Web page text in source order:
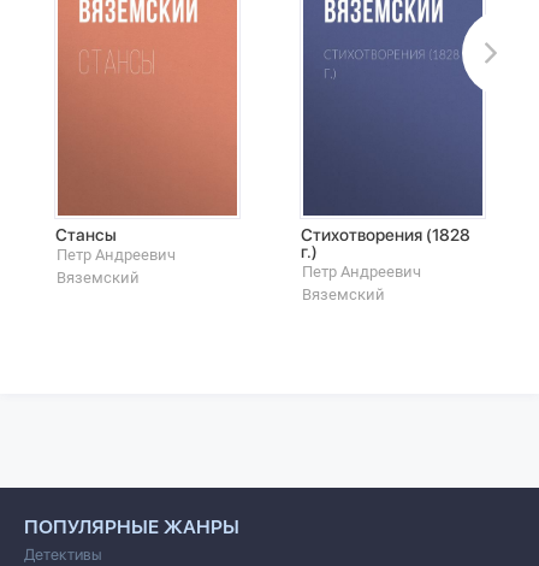
Стансы
Петр Андреевич
Вяземский
Стихотворения (1828
г.)
Петр Андреевич
Вяземский
ПОПУЛЯРНЫЕ ЖАНРЫ
Детективы